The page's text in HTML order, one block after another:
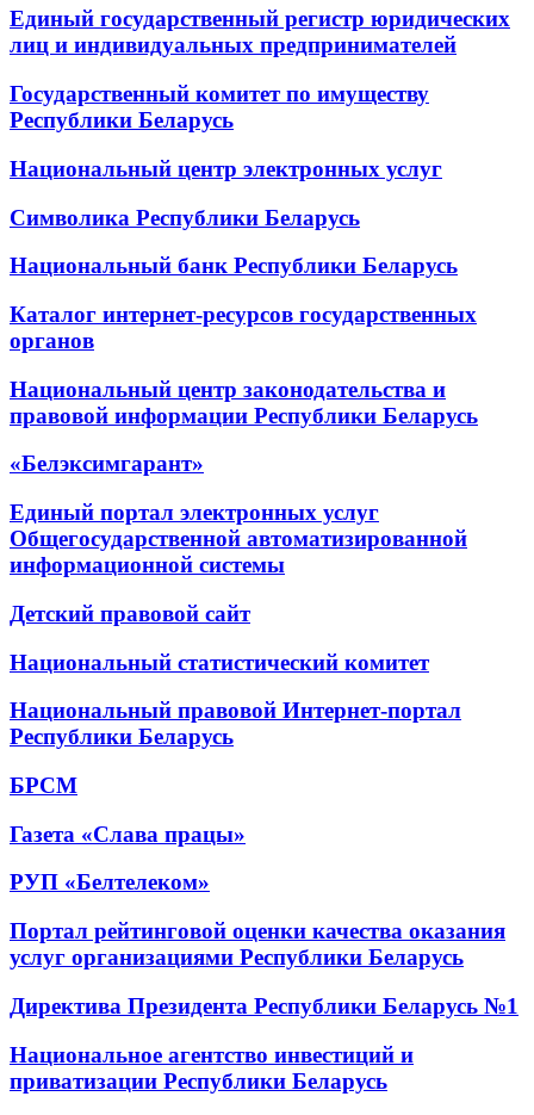
Единый государственный регистр юридических
лиц и индивидуальных предпринимателей
Государственный комитет по имуществу
Республики Беларусь
Национальный центр электронных услуг
Символика Республики Беларусь
Национальный банк Республики Беларусь
Каталог интернет-ресурсов государственных
органов
Национальный центр законодательства и
правовой информации Республики Беларусь
«Белэксимгарант»
Единый портал электронных услуг
Общегосударственной автоматизированной
информационной системы
Детский правовой сайт
Национальный статистический комитет
Национальный правовой Интернет-портал
Республики Беларусь
БРСМ
Газета «Слава працы»
РУП «Белтелеком»
Портал рейтинговой оценки качества оказания
услуг организациями Республики Беларусь
Директива Президента Республики Беларусь №1
Национальное агентство инвестиций и
приватизации Республики Беларусь